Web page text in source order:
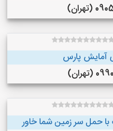
پارس
با حمل سر زمین شما خاور